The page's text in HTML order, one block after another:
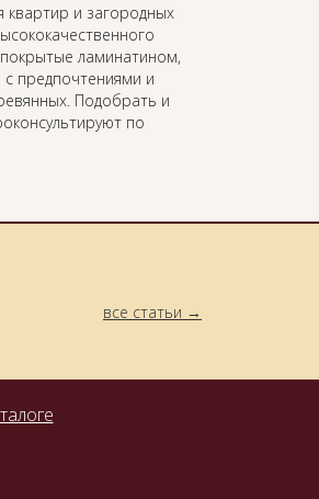
квартир и загородных
ламинатином,
предпочтениями и
Подобрать и
по
все статьи